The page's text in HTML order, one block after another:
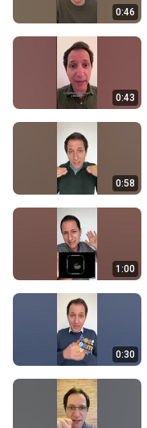
0:46
0:43
0:58
1:00
0:30